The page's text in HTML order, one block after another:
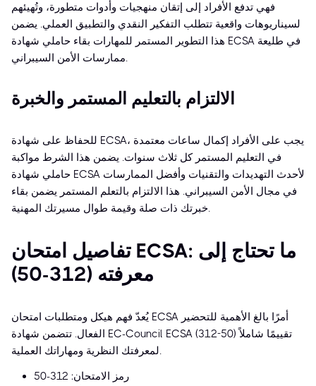
فهي تدفع الأفراد إلى إتقان منهجيات وأدوات متطورة، وتُهيئهم
لسيناريوهات واقعية تتطلب التفكير النقدي والتطبيق العملي. يضمن
هذا التطوير المستمر للمهارات بقاء حاملي شهادة ECSA في طليعة
ممارسات الأمن السيبراني.
الالتزام بالتعليم المستمر والخبرة
للحفاظ على شهادة ECSA، يجب على الأفراد إكمال ساعات معتمدة
في التعليم المستمر كل ثلاث سنوات. يضمن هذا الشرط مواكبة
حاملي شهادة ECSA لأحدث التهديدات والتقنيات وأفضل الممارسات
في مجال الأمن السيبراني. هذا الالتزام بالتعلم المستمر يضمن بقاء
خبرتك ذات صلة وقيمة طوال مسيرتك المهنية.
تفاصيل امتحان ECSA: ما تحتاج إلى
معرفته (312-50)
يُعدّ فهم هيكل ومتطلبات امتحان ECSA أمرًا بالغ الأهمية للتحضير
الفعال. تتضمن شهادة EC-Council ECSA (312-50) تقييمًا شاملاً
لمعرفتك النظرية ومهاراتك العملية.
رمز الامتحان: 312-50